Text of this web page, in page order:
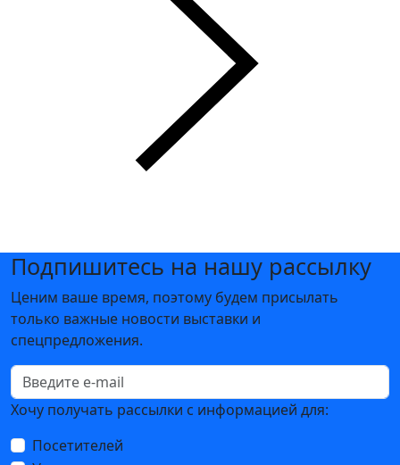
Подпишитесь на нашу рассылку
Ценим ваше время, поэтому будем присылать
только важные новости выставки и
спецпредложения.
Хочу получать рассылки с информацией для:
Посетителей